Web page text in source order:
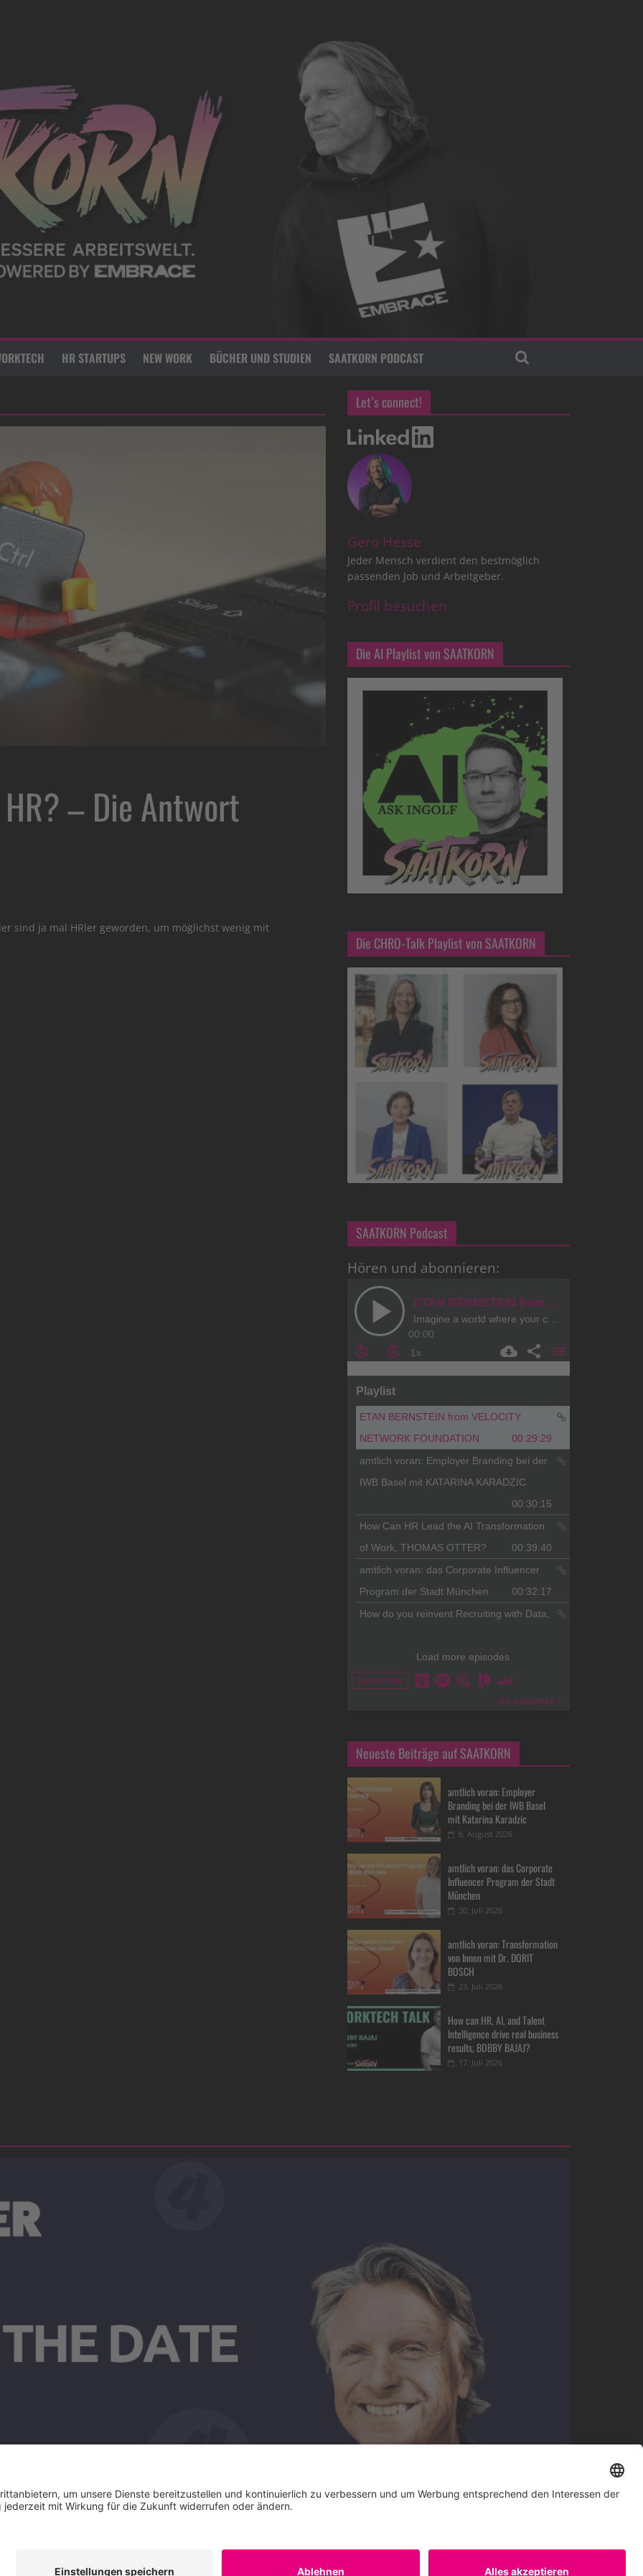
HR STARTUPS NEW WORK BÜCHER UND STUDIEN SAATKORN PODCAST
– Die Antwort
sind ja mal HRler geworden, um möglichst wenig mit
Let’s connect!
Gero Hesse
Jeder Mensch verdient den bestmöglich
passenden Job und Arbeitgeber.
Profil besuchen
Die AI Playlist von SAATKORN
Die CHRO-Talk Playlist von SAATKORN
SAATKORN Podcast
Hören und abonnieren:
Neueste Beiträge auf SAATKORN
amtlich voran: Employer
Branding bei der IWB Basel
mit Katarina Karadzic
6. August 2026
amtlich voran: das Corporate
Influencer Program der Stadt
München
30. Juli 2026
amtlich voran: Transformation
von Innen mit Dr. DORIT
BOSCH
23. Juli 2026
How can HR, AI, and Talent
Intelligence drive real business
results, BOBBY BAJAJ?
17. Juli 2026